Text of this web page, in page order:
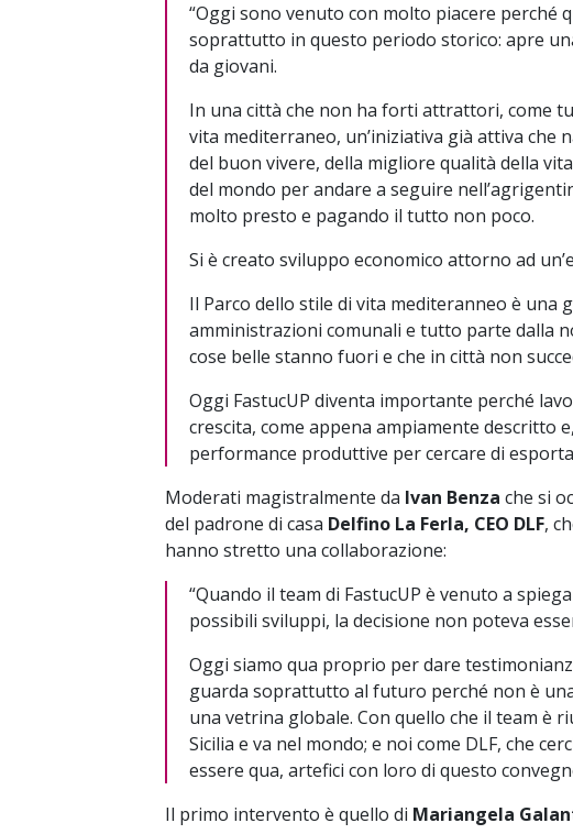
“Oggi sono venuto con molto piacere
soprattutto in questo periodo storico: apre
da giovani.
In una città che non ha forti attrattori, come
vita mediterraneo, un’iniziativa già attiva che
del buon vivere, della migliore qualità della
del mondo per andare a seguire
molto presto e pagando il tutto non poco.
Si è creato sviluppo economico attorno ad
Il Parco dello stile di vita mediteranneo è una
amministrazioni comunali e tutto parte dalla
cose belle stanno fuori e che in città non
Oggi FastucUP diventa importante perché
crescita, come appena ampiamente descritto
performance produttive per cercare di
Moderati magistralmente da Ivan Benza che si
del padrone di casa Delfino La Ferla, CEO DLF,
hanno stretto una collaborazione:
“Quando il team di FastucUP è venuto a
possibili sviluppi, la decisione non poteva
Oggi siamo qua proprio per dare
guarda soprattutto al futuro perché non è
una vetrina globale. Con quello che il team
Sicilia e va nel mondo; e noi come DLF, che
essere qua, artefici con loro di questo
Il primo intervento è quello di Mariangela